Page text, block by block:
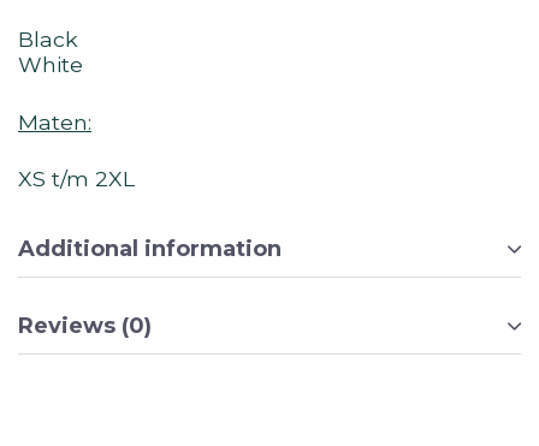
Black
White
Maten:
XS t/m 2XL
Additional information
Reviews (0)